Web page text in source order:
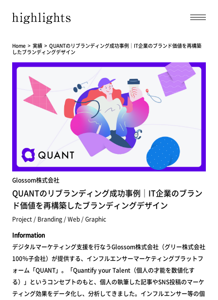
Home 実績
QUANTのリブランディング成功事例｜IT企業のブランド価値を再構築
したブランディングデザイン
Glossom株式会社
QUANTのリブランディング成功事例｜IT企業のブラン
ド価値を再構築したブランディングデザイン
Project / Branding / Web / Graphic
Information
デジタルマーケティング支援を行なうGlossom株式会社（グリー株式会社
100％子会社）が提供する、インフルエンサーマーケティングプラットフ
ォーム「QUANT」。「Quantify your Talent（個人の才能を数値化す
る）」というコンセプトのもと、個人の執筆した記事やSNS投稿のマーケ
ティング効果をデータ化し、分析してきました。インフルエンサー等の個